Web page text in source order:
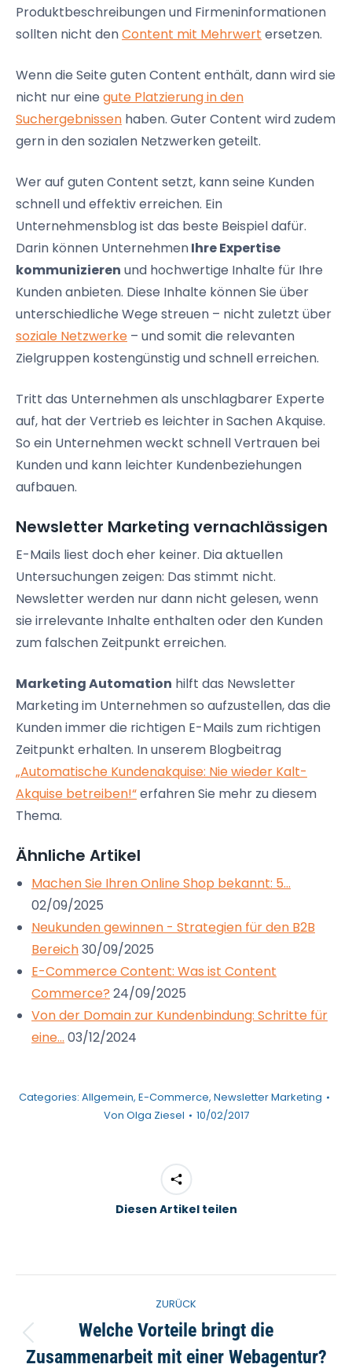
Produktbeschreibungen und Firmeninformationen
sollten nicht denContent mit Mehrwert ersetzen.
Wenn die Seite guten Content enthält, dann wird sie
nicht nur eine gute Platzierung in den
Suchergebnissen haben. Guter Content wird zudem
gern in den sozialen Netzwerken geteilt.
Wer auf guten Content setzt, kann seine Kunden
schnell und effektiv erreichen. Ein
Unternehmensblog ist das beste Beispiel dafür.
Darin können UnternehmenIhre Expertise
kommunizieren und hochwertige Inhalte für Ihre
Kunden anbieten. Diese Inhalte können Sie über
unterschiedliche Wege streuen – nicht zuletzt über
soziale Netzwerke – und somit die relevanten
Zielgruppen kostengünstig und schnell erreichen.
Tritt das Unternehmen als unschlagbarer Experte
auf, hat der Vertrieb es leichter in Sachen Akquise.
So ein Unternehmen weckt schnell Vertrauen bei
Kunden und kann leichter Kundenbeziehungen
aufbauen.
Newsletter Marketing vernachlässigen
E-Mails liest doch eher keiner. Dia aktuellen
Untersuchungen zeigen: Das stimmt nicht.
Newsletter werden nur dann nicht gelesen, wenn
sie irrelevante Inhalte enthalten oder den Kunden
zum falschen Zeitpunkt erreichen.
Marketing Automation hilft das Newsletter
Marketing im Unternehmen so aufzustellen, das die
Kunden immer die richtigen E-Mails zum richtigen
Zeitpunkt erhalten. In unserem Blogbeitrag
„Automatische Kundenakquise: Nie wieder Kalt-
Akquise betreiben!“erfahren Sie mehr zu diesem
Thema.
Ähnliche Artikel
Machen Sie Ihren Online Shop bekannt: 5…
02/09/2025
Neukunden gewinnen - Strategien für den B2B
Bereich30/09/2025
E-Commerce Content: Was ist Content
Commerce? 24/09/2025
Von der Domain zur Kundenbindung: Schritte für
eine… 03/12/2024
Categories: Allgemein, E-Commerce, Newsletter Marketing
Von Olga Ziesel 10/02/2017
Diesen Artikel teilen
ZURÜCK
Vorheriger
Welche Vorteile bringt die
Zusammenarbeit mit einer Webagentur?